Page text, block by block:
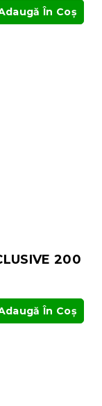
În Coş
200
În Coş